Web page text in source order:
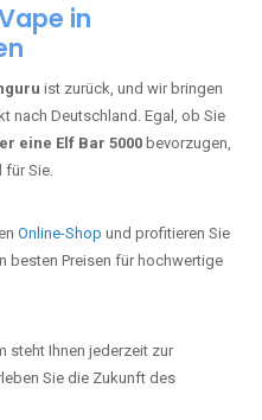
in
ist zurück, und wir bringen
nach Deutschland. Egal, ob Sie
eine Elf Bar 5000 bevorzugen,
für Sie.
Online-Shop und profitieren Sie
besten Preisen für hochwertige
steht Ihnen jederzeit zur
Sie die Zukunft des